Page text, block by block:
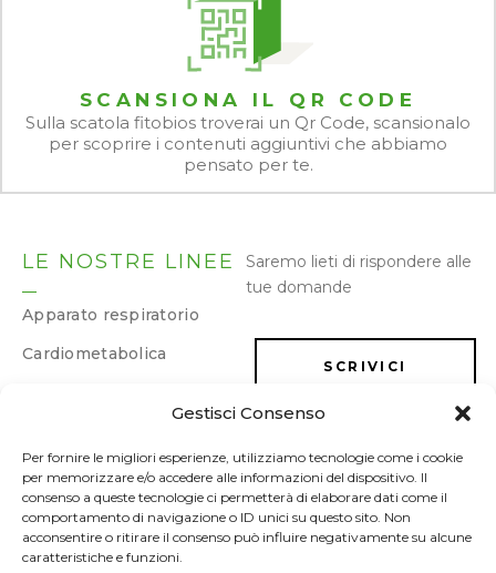
Gestisci Consenso
Per fornire le migliori esperienze, utilizziamo tecnologie come i cookie
per memorizzare e/o accedere alle informazioni del dispositivo. Il
consenso a queste tecnologie ci permetterà di elaborare dati come il
comportamento di navigazione o ID unici su questo sito. Non
acconsentire o ritirare il consenso può influire negativamente su alcune
caratteristiche e funzioni.
SCANSIONA IL QR CODE
Sulla scatola fitobios troverai un Qr Code, scansionalo
per scoprire i contenuti aggiuntivi che abbiamo
pensato per te.
LE NOSTRE LINEE
Apparato respiratorio
Cardiometabolica
Energia e memoria
Gastrointestinale
Ginecologica/Urologica
Saremo lieti di rispondere alle
tue domande
SCRIVICI